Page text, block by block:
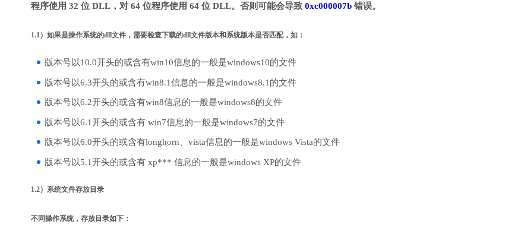
程序使用 32 位 DLL，对 64 位程序使用 64 位 DLL。否则可能会导致 0xc000007b 错误。
1.1）如果是操作系统的dll文件，需要检查下载的dll文件版本和系统版本是否匹配，如：
版本号以10.0开头的或含有win10信息的一般是windows10的文件
版本号以6.3开头的或含有win8.1信息的一般是windows8.1的文件
版本号以6.2开头的或含有win8信息的一般是windows8的文件
版本号以6.1开头的或含有 win7信息的一般是windows7的文件
版本号以6.0开头的或含有longhorn、vista信息的一般是windows Vista的文件
版本号以5.1开头的或含有 xp*** 信息的一般是windows XP的文件
1.2）系统文件存放目录
不同操作系统，存放目录如下：